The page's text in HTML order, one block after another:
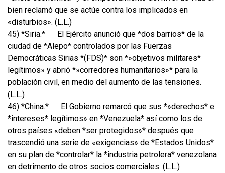
bien reclamó que se actúe contra los implicados en
«disturbios». (L.L.)
45) *Siria.*
El Ejército anunció que *dos barrios* de la
ciudad de *Alepo* controlados por las Fuerzas
Democráticas Sirias *(FDS)* son *»objetivos militares*
legítimos» y abrió *»corredores humanitarios»* para la
población civil, en medio del aumento de las tensiones.
(L.L.)
46) *China.*
El Gobierno remarcó que sus *»derechos* e
*intereses* legítimos» en *Venezuela* así como los de
otros países «deben *ser protegidos»* después que
trascendió una serie de «exigencias» de *Estados Unidos*
en su plan de *controlar* la *industria petrolera* venezolana
en detrimento de otros socios comerciales. (L.L.)